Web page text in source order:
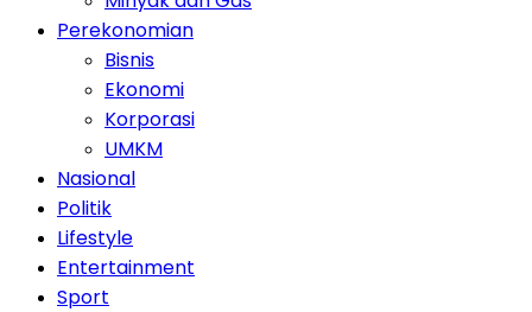
Perekonomian
Bisnis
Ekonomi
Korporasi
UMKM
Nasional
Politik
Lifestyle
Entertainment
Sport